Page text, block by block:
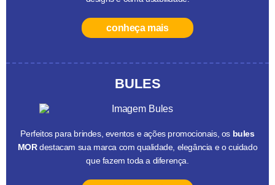
conheça mais
BULES
Perfeitos para brindes, eventos e ações promocionais, os bules
MORdestacam sua marca com qualidade, elegância e o cuidado
que fazem toda a diferença.